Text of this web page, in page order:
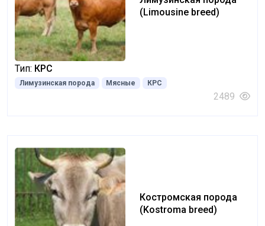
(Limousine breed)
Тип: КРС
Лимузинская порода Мясные КРС
2489
Костромская порода
(Kostroma breed)